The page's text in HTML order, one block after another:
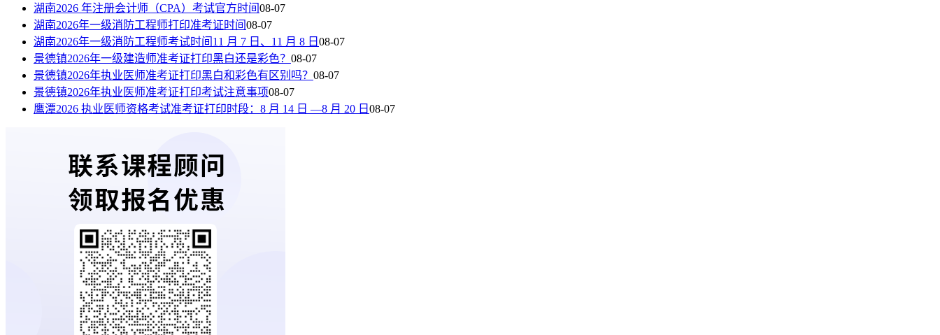
湖南2026 年注册会计师（CPA）考试官方时间08-07
湖南2026年一级消防工程师打印准考证时间08-07
湖南2026年一级消防工程师考试时间11 月 7 日、11 月 8 日 08-07
景德镇2026年一级建造师准考证打印黑白还是彩色？ 08-07
景德镇2026年执业医师准考证打印黑白和彩色有区别吗？ 08-07
景德镇2026年执业医师准考证打印考试注意事项08-07
鹰潭2026 执业医师资格考试准考证打印时段：8 月 14 日 —8 月 20 日 08-07